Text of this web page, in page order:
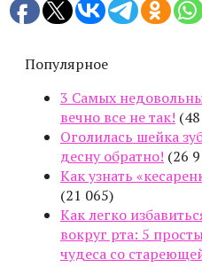
Популярное
3 Самых
вечно все не так!
Оголилась шейка
десну обратно! (26
Как узнать
(21 065)
Как легко
вокруг рта: 5
чудеса со